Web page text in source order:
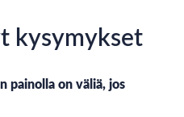
kysymykset
painolla on väliä, jos